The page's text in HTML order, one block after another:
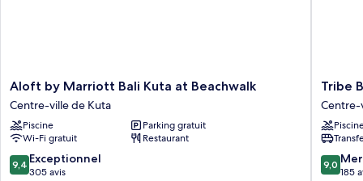
Aloft
by
Marriott
Bali
Kuta
at
Beachwalk
Aloft by Marriott Bali Kuta at Beachwalk
Centre-ville de Kuta
Piscine
Parking gratuit
Wi-Fi gratuit
Restaurant
9.4
sur
9,4 Exceptionnel
305 avis
Tribe
Bali
Kuta
Beach
Centre-
ville
de
Tribe
Centre-
9.0
sur
9,0
185